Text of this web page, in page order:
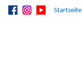
Startseite